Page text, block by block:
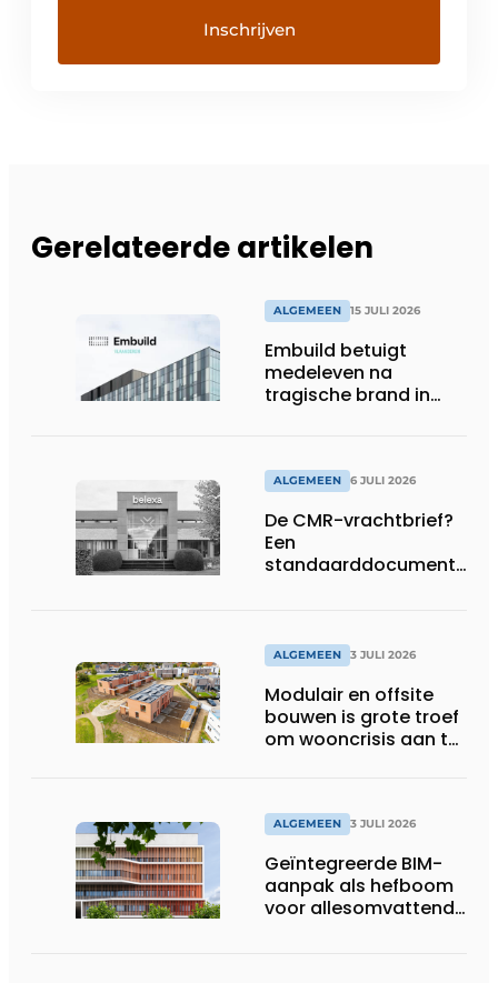
Gerelateerde artikelen
ALGEMEEN 15 JULI 2026
Embuild betuigt
medeleven na
tragische brand in
ALGEMEEN 6 JULI 2026
De CMR-vrachtbrief?
Een
standaarddocument
ALGEMEEN 3 JULI 2026
Modulair en offsite
bouwen is grote troef
om wooncrisis aan te
ALGEMEEN 3 JULI 2026
Geïntegreerde BIM-
aanpak als hefboom
voor allesomvattende